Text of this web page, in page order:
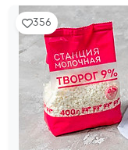
356